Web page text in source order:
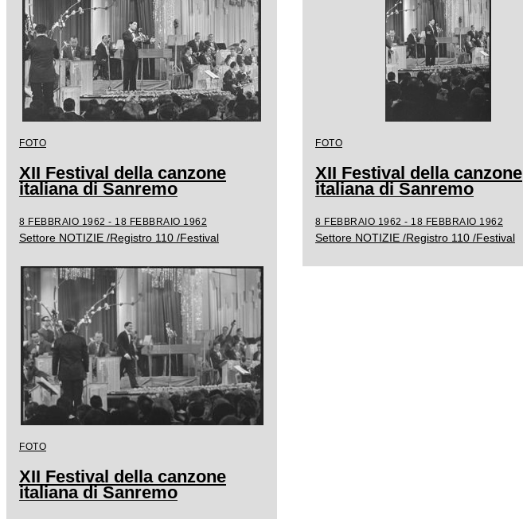
FOTO
XII Festival della canzone
italiana di Sanremo
8 FEBBRAIO 1962 - 18 FEBBRAIO 1962
Settore NOTIZIE /Registro 110 /Festival
FOTO
XII Festival della canzone
italiana di Sanremo
8 FEBBRAIO 1962 - 18 FEBBRAIO 1962
Settore NOTIZIE /Registro 110 /Festival
FOTO
XII Festival della canzone
italiana di Sanremo